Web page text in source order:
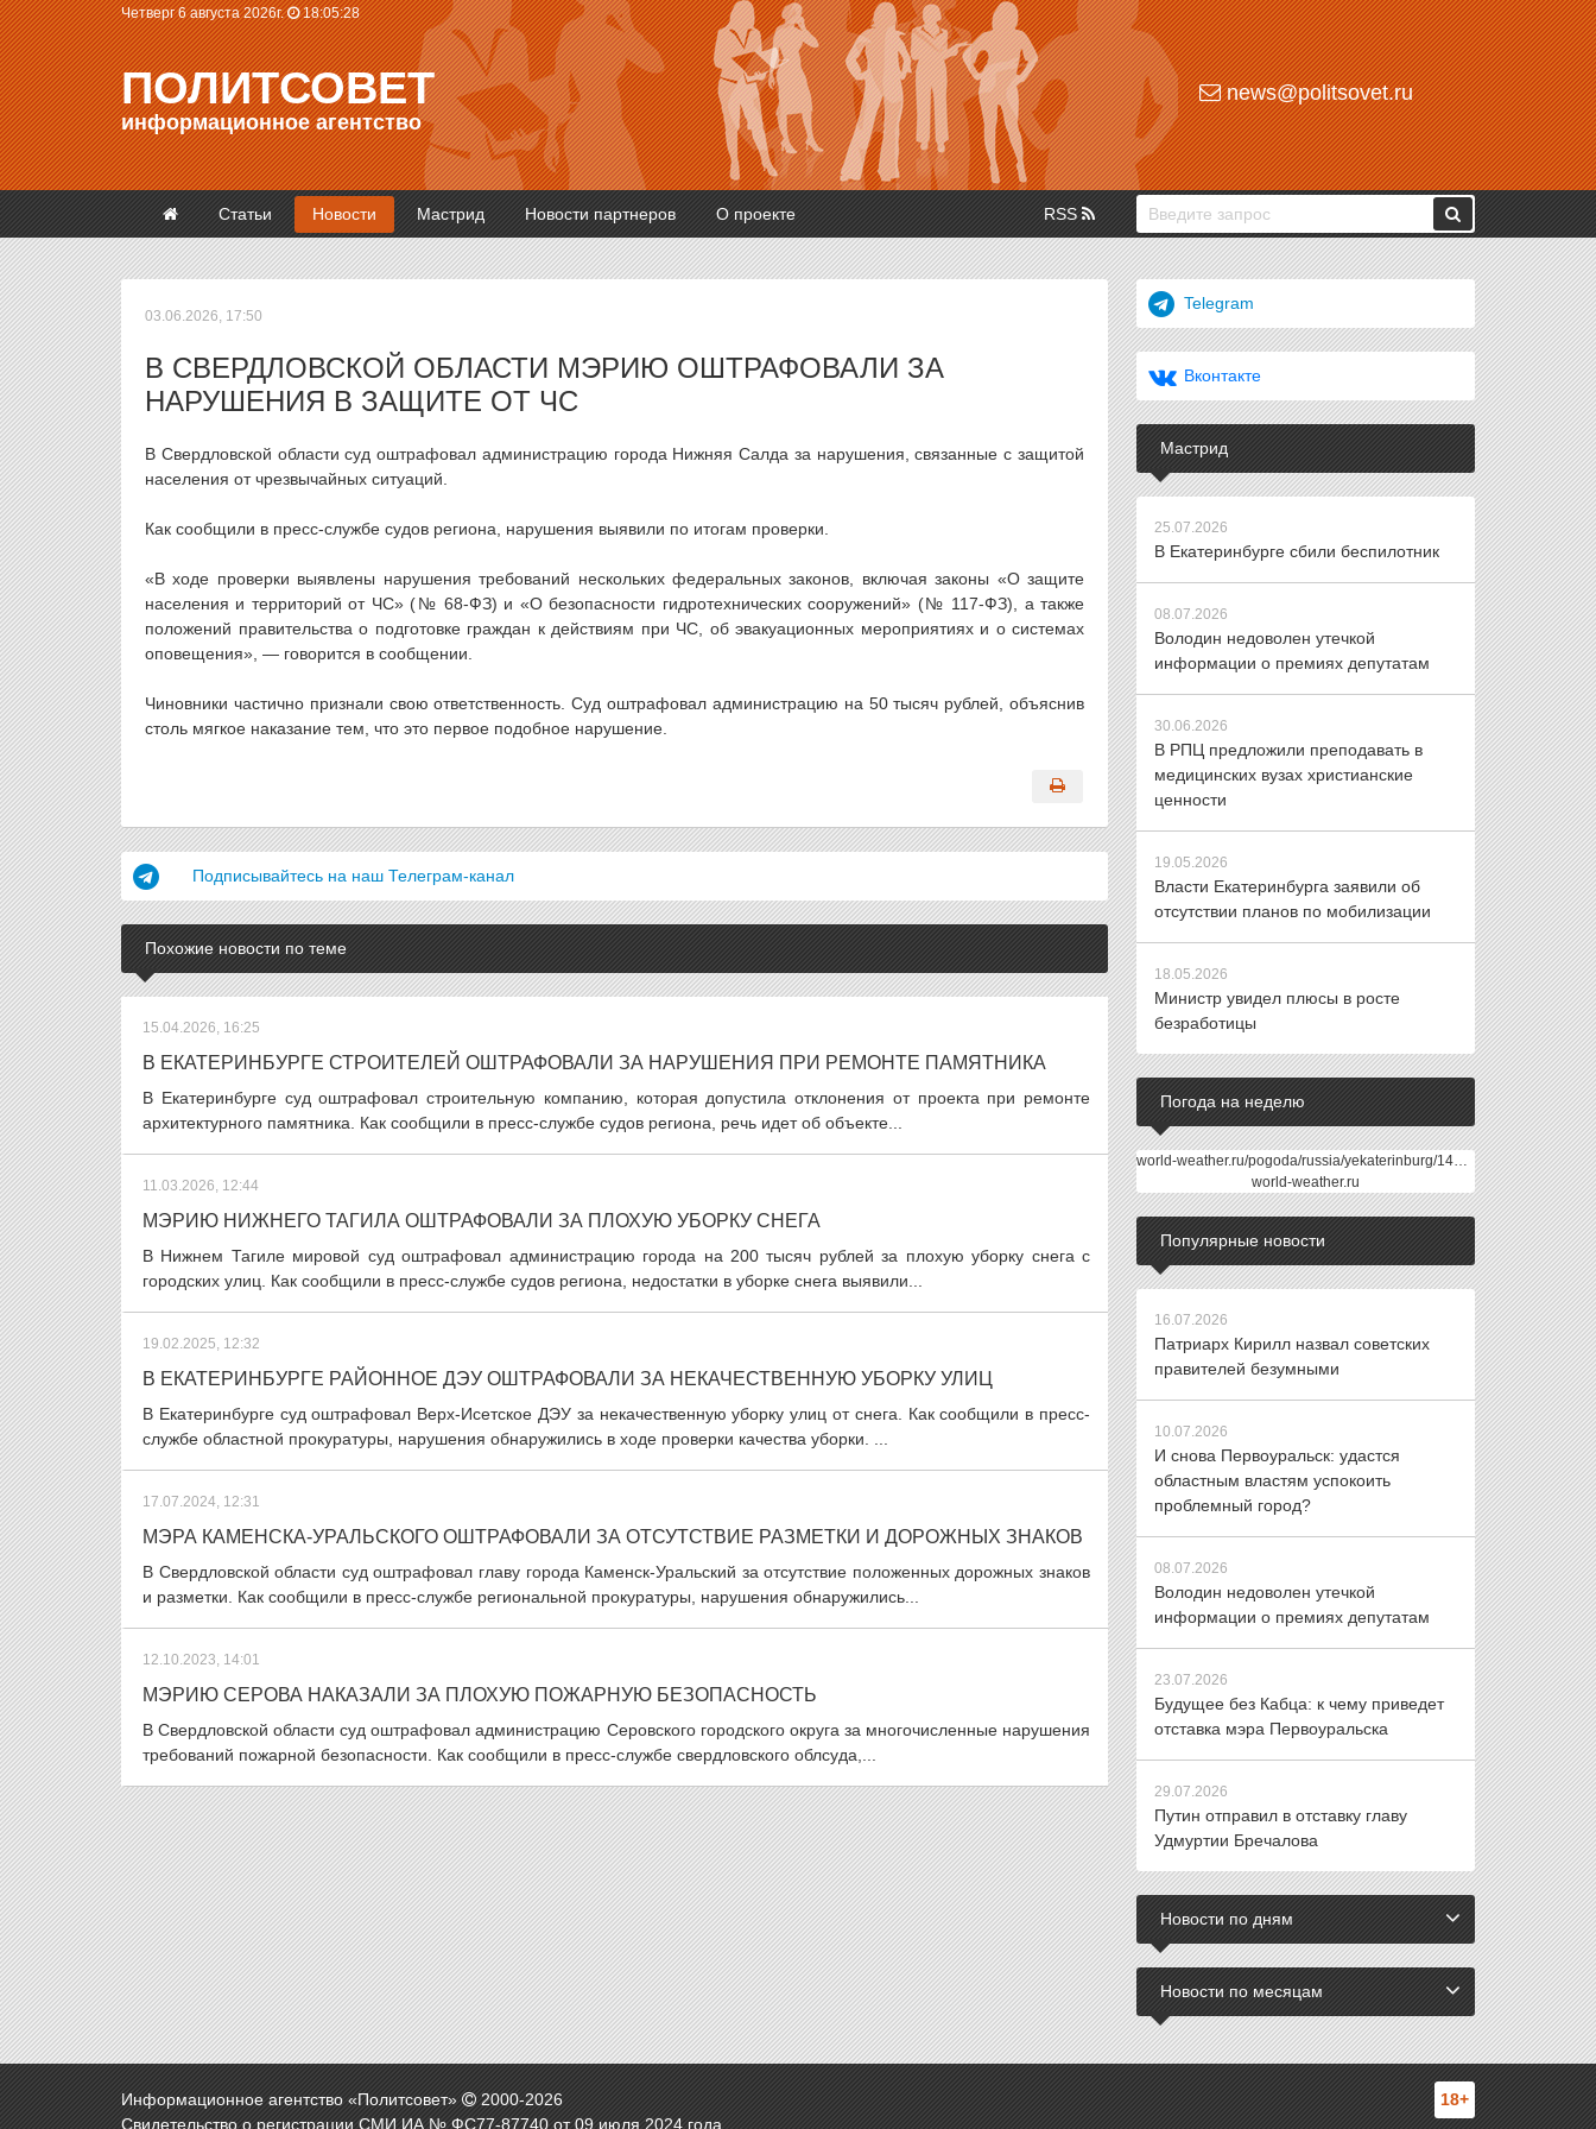
Четверг 6 августа 2026г. 18:05:29
ПОЛИТСОВЕТ
информационное агентство
news@politsovet.ru
Статьи Новости Мастрид Новости партнеров О проекте RSS
03.06.2026, 17:50
В СВЕРДЛОВСКОЙ ОБЛАСТИ МЭРИЮ ОШТРАФОВАЛИ ЗА
НАРУШЕНИЯ В ЗАЩИТЕ ОТ ЧС
В Свердловской области суд оштрафовал администрацию города Нижняя Салда за нарушения, связанные с защитой
населения от чрезвычайных ситуаций.
Как сообщили в пресс-службе судов региона, нарушения выявили по итогам проверки.
«В ходе проверки выявлены нарушения требований нескольких федеральных законов, включая законы «О защите
населения и территорий от ЧС» (№ 68-ФЗ) и «О безопасности гидротехнических сооружений» (№ 117-ФЗ), а также
положений правительства о подготовке граждан к действиям при ЧС, об эвакуационных мероприятиях и о системах
оповещения», — говорится в сообщении.
Чиновники частично признали свою ответственность. Суд оштрафовал администрацию на 50 тысяч рублей, объяснив
столь мягкое наказание тем, что это первое подобное нарушение.
Подписывайтесь на наш Телеграм-канал
Похожие новости по теме
15.04.2026, 16:25
В ЕКАТЕРИНБУРГЕ СТРОИТЕЛЕЙ ОШТРАФОВАЛИ ЗА НАРУШЕНИЯ ПРИ РЕМОНТЕ ПАМЯТНИКА
В Екатеринбурге суд оштрафовал строительную компанию, которая допустила отклонения от проекта при ремонте
архитектурного памятника. Как сообщили в пресс-службе судов региона, речь идет об объекте...
11.03.2026, 12:44
МЭРИЮ НИЖНЕГО ТАГИЛА ОШТРАФОВАЛИ ЗА ПЛОХУЮ УБОРКУ СНЕГА
В Нижнем Тагиле мировой суд оштрафовал администрацию города на 200 тысяч рублей за плохую уборку снега с
городских улиц. Как сообщили в пресс-службе судов региона, недостатки в уборке снега выявили...
19.02.2025, 12:32
В ЕКАТЕРИНБУРГЕ РАЙОННОЕ ДЭУ ОШТРАФОВАЛИ ЗА НЕКАЧЕСТВЕННУЮ УБОРКУ УЛИЦ
В Екатеринбурге суд оштрафовал Верх-Исетское ДЭУ за некачественную уборку улиц от снега. Как сообщили в пресс-
службе областной прокуратуры, нарушения обнаружились в ходе проверки качества уборки. ...
17.07.2024, 12:31
МЭРА КАМЕНСКА-УРАЛЬСКОГО ОШТРАФОВАЛИ ЗА ОТСУТСТВИЕ РАЗМЕТКИ И ДОРОЖНЫХ ЗНАКОВ
В Свердловской области суд оштрафовал главу города Каменск-Уральский за отсутствие положенных дорожных знаков
и разметки. Как сообщили в пресс-службе региональной прокуратуры, нарушения обнаружились...
12.10.2023, 14:01
МЭРИЮ СЕРОВА НАКАЗАЛИ ЗА ПЛОХУЮ ПОЖАРНУЮ БЕЗОПАСНОСТЬ
В Свердловской области суд оштрафовал администрацию Серовского городского округа за многочисленные нарушения
требований пожарной безопасности. Как сообщили в пресс-службе свердловского облсуда,...
Telegram
Вконтакте
Мастрид
25.07.2026
В Екатеринбурге сбили беспилотник
08.07.2026
Володин недоволен утечкой
информации о премиях депутатам
30.06.2026
В РПЦ предложили преподавать в
медицинских вузах христианские
ценности
19.05.2026
Власти Екатеринбурга заявили об
отсутствии планов по мобилизации
18.05.2026
Министр увидел плюсы в росте
безработицы
Погода на неделю
world-weather.ru/pogoda/russia/yekaterinburg/14days/
world-weather.ru
Популярные новости
16.07.2026
Патриарх Кирилл назвал советских
правителей безумными
10.07.2026
И снова Первоуральск: удастся
областным властям успокоить
проблемный город?
08.07.2026
Володин недоволен утечкой
информации о премиях депутатам
23.07.2026
Будущее без Кабца: к чему приведет
отставка мэра Первоуральска
29.07.2026
Путин отправил в отставку главу
Удмуртии Бречалова
Новости по дням
Новости по месяцам
Информационное агентство «Политсовет» 2000-2026
Свидетельство о регистрации СМИ ИА № ФС77-87740 от 09 июля 2024 года.
18+